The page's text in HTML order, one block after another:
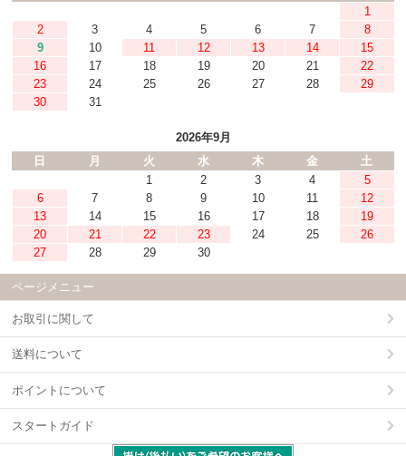
1
2
3 4 5 6 7
8
9
10 11 12 13 14
15
16
17 18 19 20 21
22
23
24 25 26 27 28
29
30
31
2026年9月
日
月 火 水 木 金
土
1
2 3 4
5
6
7 8 9 10 11
12
13
14 15 16 17 18
19
20
21 22 23 24 25
26
27
28 29 30
ページメニュー
お取引に関して
送料について
ポイントについて
スタートガイド